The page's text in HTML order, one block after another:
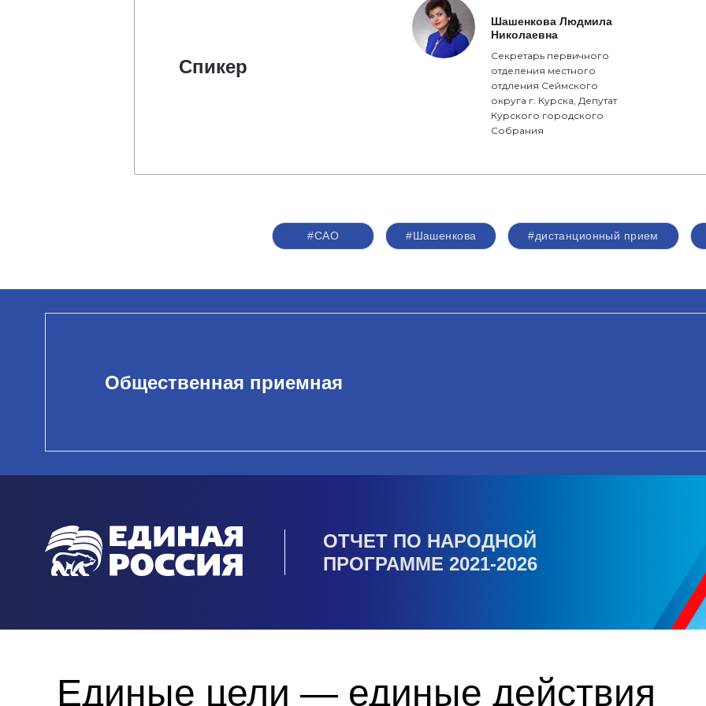
Спикер
Шашенкова Людмила
Николаевна
Секретарь первичного
отделения местного
отдления Сеймского
округа г. Курска, Депутат
Курского городского
Собрания
#САО #Шашенкова #дистанционный прием
Общественная приемная
ОТЧЕТ ПО НАРОДНОЙ
ПРОГРАММЕ 2021-2026
Единые цели — единые действия